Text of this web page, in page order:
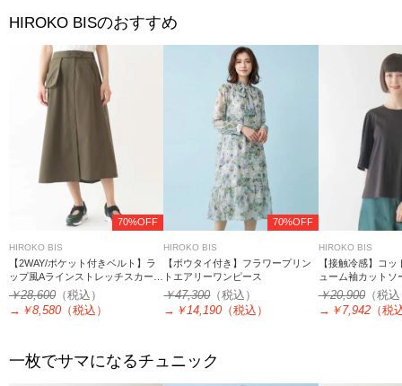
HIROKO BISのおすすめ
70%OFF
HIROKO BIS
【2WAY/ポケット付きベルト】ラ
ップ風Aラインストレッチスカート
/洗濯機で洗える
￥28,600 （税込）
→ ￥8,580 （税込）
70%OFF
HIROKO BIS
【ボウタイ付き】フラワープリン
トエアリーワンピース
￥47,300（税込）
→ ￥14,190 （税込）
HIROKO BIS
【接触冷感】コ
ューム袖カットソ
￥20,900（税
→ ￥7,942（税
一枚でサマになるチュニック